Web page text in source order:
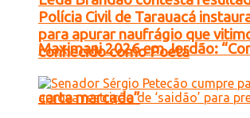
Maximani 2026 em Jordão:
carta marcada”
Polícia Civil de Tarauacá
para apurar naufrágio que
conhecido como Poeta